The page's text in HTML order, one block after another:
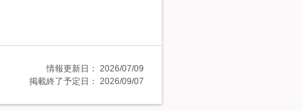
情報更新日： 2026/07/09
掲載終了予定日： 2026/09/07